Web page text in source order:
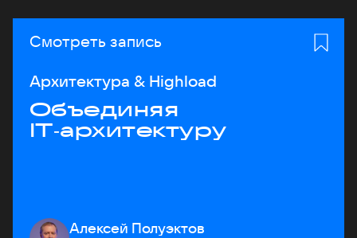
Смотреть запись
Архитектура & Highload
Объединяя
IT‑архитектуру
Алексей Полуэктов